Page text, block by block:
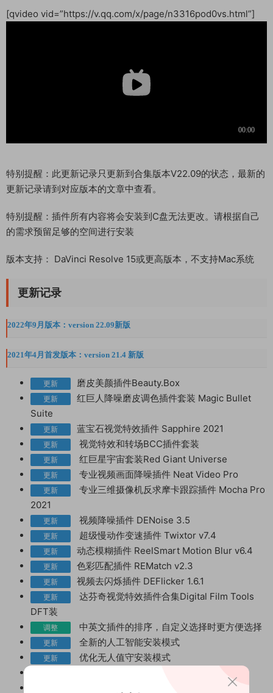
[qvideo vid=”https://v.qq.com/x/page/n3316pod0vs.html”]
特别提醒：此更新记录只更新到合集版本V22.09的状态，最新的
更新记录请到对应版本的文章中查看。
特别提醒：插件所有内容将会安装到C盘无法更改。请根据自己
的需求预留足够的空间进行安装
版本支持： DaVinci Resolve 15或更高版本，不支持Mac系统
更新记录
2022年9月版本：version 22.09新版
2021年4月首发版本：version 21.4 新版
更新 磨皮美颜插件Beauty.Box
更新
红巨人降噪磨皮调色插件套装 Magic Bullet
Suite
更新 蓝宝石视觉特效插件 Sapphire 2021
更新 视觉特效和转场BCC插件套装
更新 红巨星宇宙套装Red Giant Universe
更新 专业视频画面降噪插件 Neat Video Pro
更新
专业三维摄像机反求摩卡跟踪插件 Mocha Pro
2021
更新 视频降噪插件 DENoise 3.5
更新 超级慢动作变速插件 Twixtor v7.4
更新 动态模糊插件 ReelSmart Motion Blur v6.4
更新 色彩匹配插件 REMatch v2.3
更新 视频去闪烁插件 DEFlicker 1.6.1
更新
达芬奇视觉特效插件合集Digital Film Tools
DFT装
调整 中英文插件的排序，自定义选择时更方便选择
更新 全新的人工智能安装模式
更新 优化无人值守安装模式
插件包首次引入人工智能强化安装体验